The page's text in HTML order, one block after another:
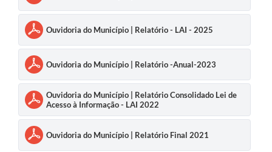
Ouvidoria do Município | Relatório - LAI - 2025
Ouvidoria do Município | Relatório -Anual-2023
Ouvidoria do Município | Relatório Consolidado Lei de
Acesso à Informação - LAI 2022
Ouvidoria do Município | Relatório Final 2021